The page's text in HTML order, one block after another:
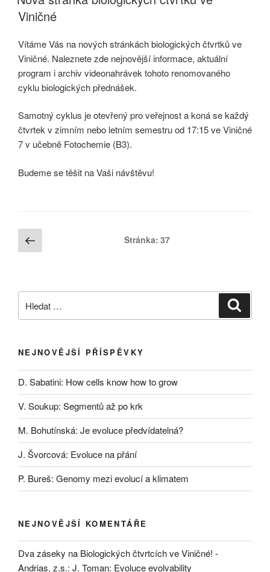
Viničné
Vítáme Vás na nových stránkách biologických čtvrtků ve
Viničné. Naleznete zde nejnovější informace, aktuální
program i archiv videonahrávek tohoto renomovaného
cyklu biologických přednášek.
Samotný cyklus je otevřený pro veřejnost a koná se každý
čtvrtek v zimním nebo letním semestru od 17:15 ve Viničné
7 v učebně Fotochemie (B3).
Budeme se těšit na Vaši návštěvu!
Stránkování
příspěvků
Předchozí
stránka
Stránka:37
NEJNOVĚJŠÍ PŘÍSPĚVKY
D. Sabatini: How cells know how to grow
V. Soukup: Segmentů až po krk
M. Bohutínská: Je evoluce předvídatelná?
J. Švorcová: Evoluce na přání
P. Bureš: Genomy mezi evolucí a klimatem
NEJNOVĚJŠÍ KOMENTÁŘE
Dva záseky na Biologických čtvrtcích ve Viničné! -
Andrias, z.s.: J. Toman: Evoluce evolvability